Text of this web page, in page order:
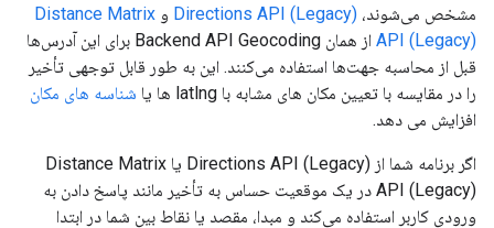
مشخص می‌شوند، Directions API (Legacy) و Distance Matrix
API (Legacy)
از همان Backend API Geocoding برای این آدرس‌ها
قبل از محاسبه جهت‌ها استفاده می‌کنند. این به طور قابل توجهی تأخیر
را در مقایسه با تعیین مکان های مشابه با latlng ها یا
شناسه های مکان
افزایش می دهد.
اگر برنامه شما از Directions API (Legacy) یا Distance Matrix
API (Legacy) در یک موقعیت حساس به تأخیر مانند پاسخ دادن به
ورودی کاربر استفاده می‌کند و مبدا، مقصد یا نقاط بین شما در ابتدا